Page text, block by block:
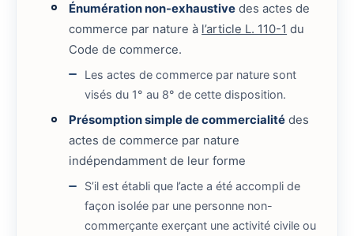
Énumération non-exhaustive des actes de
commerce par nature à l’article L. 110-1 du
Code de commerce.
Les actes de commerce par nature sont
visés du 1° au 8° de cette disposition.
Présomption simple de commercialité des
actes de commerce par nature
indépendamment de leur forme
S’il est établi que l’acte a été accompli de
façon isolée par une personne non-
commerçante exerçant une activité civile ou